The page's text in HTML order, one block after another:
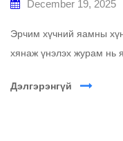
December 19, 2025
Эрчим хүчний яамны
хянаж үнэлэх журам нь
Дэлгэрэнгүй